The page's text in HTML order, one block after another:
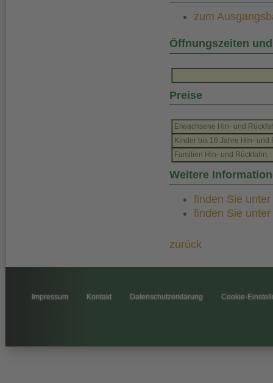
zum
Öffnungszeiten
Preise
Erwachsene Hin- und
Kinder bis 16 Jahre Hin- und
Familien Hin- und Rückfahrt
Weitere
finden Sie
finden Sie
zurück
Impressum Kontakt Datenschutzerklärung Cookie-